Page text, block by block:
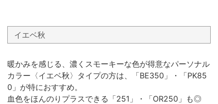
イエベ秋
暖かみを感じる、濃くスモーキーな色が得意なパーソナル
カラー〈イエベ秋〉タイプの方は、「BE350」・「PK85
0」が特におすすめ。
血色をほんのりプラスできる「251」・「OR250」も◎